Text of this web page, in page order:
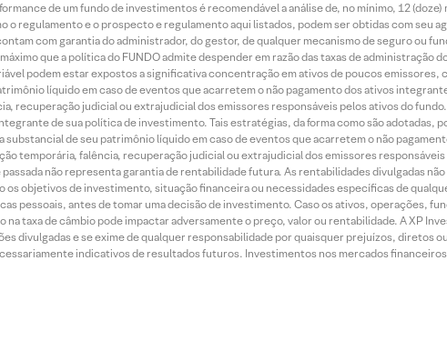
de um fundo de investimentos é recomendável a análise de, no mínimo, 12
o regulamento e o prospecto e regulamento aqui listados, podem ser obtidas com seu
com garantia do administrador, do gestor, de qualquer mecanismo de seguro ou
que a política do FUNDO admite despender em razão das taxas de administração
podem estar expostos a significativa concentração em ativos de poucos
líquido em caso de eventos que acarretem o não pagamento dos ativos
recuperação judicial ou extrajudicial dos emissores responsáveis pelos ativos do
de sua política de investimento. Tais estratégias, da forma como são adotadas,
de seu patrimônio líquido em caso de eventos que acarretem o não
temporária, falência, recuperação judicial ou extrajudicial dos emissores
não representa garantia de rentabilidade futura. As rentabilidades divulgadas não
os objetivos de investimento, situação financeira ou necessidades específicas de
pessoais, antes de tomar uma decisão de investimento. Caso os ativos, operações,
na taxa de câmbio pode impactar adversamente o preço, valor ou rentabilidade. A XP
divulgadas e se exime de qualquer responsabilidade por quaisquer prejuízos, diretos
indicativos de resultados futuros. Investimentos nos mercados